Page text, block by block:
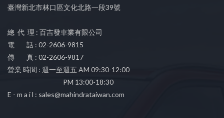
臺灣新北市林口區文化北路一段39號
總 代 理 : 百吉發車業有限公司
電 話 : 02-2606-9815
傳 真 : 02-2606-9817
營業 時間 : 週一至週五 AM 09:30-12:00
PM 13:00-18:30
E - m a i l : sales@mahindrataiwan.com